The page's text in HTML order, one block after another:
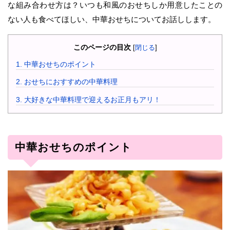
な組み合わせ方は？いつも和風のおせちしか用意したことの
ない人も食べてほしい、中華おせちについてお話しします。
このページの目次 [閉じる]
1. 中華おせちのポイント
2. おせちにおすすめの中華料理
3. 大好きな中華料理で迎えるお正月もアリ！
中華おせちのポイント